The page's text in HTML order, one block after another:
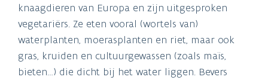
knaagdieren van Europa en zijn uitgesproken
vegetariërs. Ze eten vooral (wortels van)
waterplanten, moerasplanten en riet, maar ook
gras, kruiden en cultuurgewassen (zoals maïs,
bieten…) die dicht bij het water liggen. Bevers